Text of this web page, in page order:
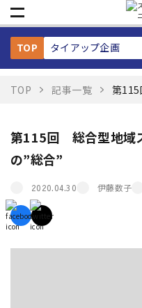
TOP タイアップ企画
TOP 記事一覧 第
第115回 総合型地域
の”総合”
2020.04.30 伊藤数子